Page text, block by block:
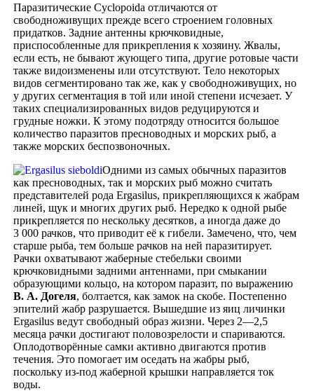
Паразитические Cyclopoida отличаются от
свободноживущих прежде всего строением головных
придатков. Задние антенны крючковидные,
приспособленные для прикрепления к хозяину. Жвалы,
если есть, не бывают жующего типа, другие ротовые части
также видоизменены или отсутствуют. Тело некоторых
видов сегментировано так же, как у свободноживущих, но
у других сегментация в той или иной степени исчезает. У
таких специализированных видов редуцируются и
грудные ножки. К этому подотряду относится большое
количество паразитов пресноводных и морских рыб, а
также морских беспозвоночных.
Одними из самых обычных паразитов
как пресноводных, так и морских рыб можно считать
представителей рода Ergasilus, прикрепляющихся к жабрам
линей, щук и многих других рыб. Нередко к одной рыбе
прикрепляется по нескольку десятков, а иногда даже до
3 000 рачков, что приводит её к гибели. Замечено, что, чем
старше рыба, тем больше рачков на ней паразитирует.
Рачки охватывают жаберные стебельки своими
крючковидными задними антеннами, при смыкании
образующими кольцо, на котором паразит, по выражению
В. А. Догеля, болтается, как замок на скобе. Постепенно
эпителий жабр разрушается. Вышедшие из яиц личинки
Ergasilus ведут свободный образ жизни. Через 2—2,5
месяца рачки достигают половозрелости и спариваются.
Оплодотворённые самки активно двигаются против
течения. Это помогает им оседать на жабры рыб,
поскольку из-под жаберной крышки направляется ток
воды.